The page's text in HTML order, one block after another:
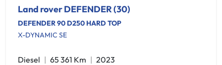
Land rover DEFENDER (30)
DEFENDER 90 D250 HARD TOP
X-DYNAMIC SE
Diesel 65 361 Km
2023